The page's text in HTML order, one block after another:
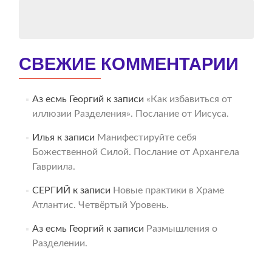
СВЕЖИЕ КОММЕНТАРИИ
Аз есмь Георгий к записи «Как избавиться от
иллюзии Разделения». Послание от Иисуса.
Илья к записи Манифестируйте себя
Божественной Силой. Послание от Архангела
Гавриила.
СЕРГИЙ к записи Новые практики в Храме
Атлантис. Четвёртый Уровень.
Аз есмь Георгий к записи Размышления о
Разделении.